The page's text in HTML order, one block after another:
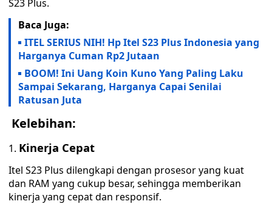
S23 Plus.
Baca Juga:
ITEL SERIUS NIH! Hp Itel S23 Plus Indonesia yang
Harganya Cuman Rp2 Jutaan
BOOM! Ini Uang Koin Kuno Yang Paling Laku
Sampai Sekarang, Harganya Capai Senilai
Ratusan Juta
Kelebihan:
Kinerja Cepat
Itel S23 Plus dilengkapi dengan prosesor yang kuat
dan RAM yang cukup besar, sehingga memberikan
kinerja yang cepat dan responsif.